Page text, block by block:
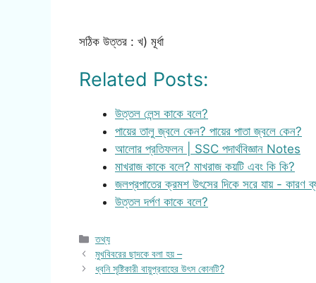
সঠিক উত্তর : খ) মূর্ধা
Related Posts:
উত্তল লেন্স কাকে বলে?
পায়ের তালু জ্বলে কেন? পায়ের পাতা জ্বলে কেন?
আলোর প্রতিফলন | SSC পদার্থবিজ্ঞান Notes
মাখরাজ কাকে বলে? মাখরাজ কয়টি এবং কি কি?
জলপ্রপাতের ক্রমশ উৎসের দিকে সরে যায় - কারণ
উত্তল দর্পণ কাকে বলে?
Categories
তথ্য
মুখবিবরের ছাদকে বলা হয় –
ধ্বনি সৃষ্টিকারী বায়ুপ্রবাহের উৎস কোনটি?